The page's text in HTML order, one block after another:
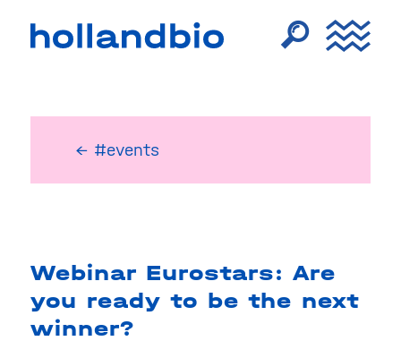
← #events
Webinar Eurostars: Are
you ready to be the next
winner?